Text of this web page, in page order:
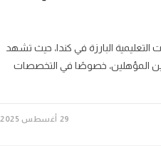
البارزة في كندا، حيث تشهد
المؤهلين، خصوصًا في التخصصات